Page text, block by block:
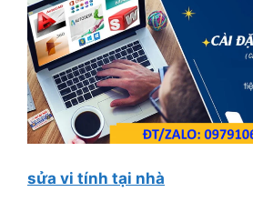
sửa vi tính tại nhà